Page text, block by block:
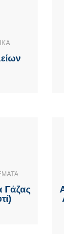
Γάζας